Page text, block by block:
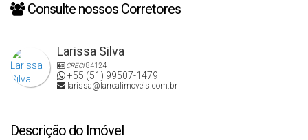
Consulte nossos Corretores
Larissa Silva
CRECI84124
+55 (51) 99507-1479
larissa@larrealimoveis.com.br
Descrição do Imóvel